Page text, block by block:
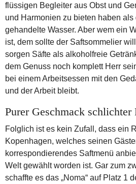
flüssigen Begleiter aus Obst und
und Harmonien zu bieten haben als
gehandelte Wasser. Aber wem ein
ist, dem sollte der Saftsommelier
sorgen Säfte als alkoholfreie
dem Genuss noch komplett Herr
bei einem Arbeitsessen mit den
und der Arbeit bleibt.
Purer Geschmack schlichter
Folglich ist es kein Zufall, dass ein
Kopenhagen, welches seinen
korrespondierendes Saftmenü
Welt gewählt worden ist. Gar zum
schaffte es das „Noma“ auf Platz 1